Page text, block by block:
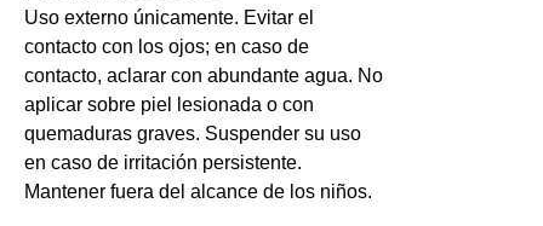
Uso externo únicamente. Evitar el
contacto con los ojos; en caso de
contacto, aclarar con abundante agua. No
aplicar sobre piel lesionada o con
quemaduras graves. Suspender su uso
en caso de irritación persistente.
Mantener fuera del alcance de los niños.